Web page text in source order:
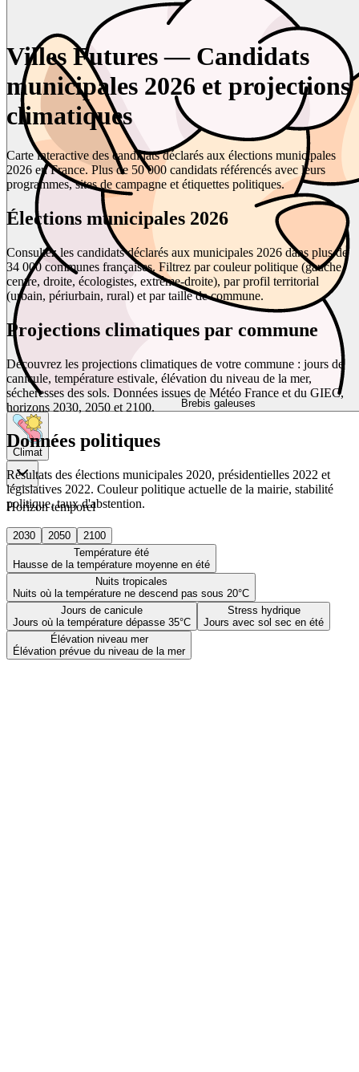
Brebis galeuses
Climat
Horizon temporel
2030 2050
2100
Température été
Hausse de la température moyenne en été
Nuits tropicales
Nuits où la température ne descend pas sous 20°C
Jours de canicule
Jours où la température dépasse 35°C
Stress hydrique
Jours avec sol sec en été
Élévation niveau mer
Élévation prévue du niveau de la mer
Villes Futures — Candidats
municipales 2026 et projections
climatiques
Carte interactive des candidats déclarés aux élections municipales
2026 en France. Plus de 50 000 candidats référencés avec leurs
programmes, sites de campagne et étiquettes politiques.
Élections municipales 2026
Consultez les candidats déclarés aux municipales 2026 dans plus de
34 000 communes françaises. Filtrez par couleur politique (gauche,
centre, droite, écologistes, extrême-droite), par profil territorial
(urbain, périurbain, rural) et par taille de commune.
Projections climatiques par commune
Découvrez les projections climatiques de votre commune : jours de
canicule, température estivale, élévation du niveau de la mer,
sécheresses des sols. Données issues de Météo France et du GIEC,
horizons 2030, 2050 et 2100.
Données politiques
Résultats des élections municipales 2020, présidentielles 2022 et
législatives 2022. Couleur politique actuelle de la mairie, stabilité
politique, taux d'abstention.